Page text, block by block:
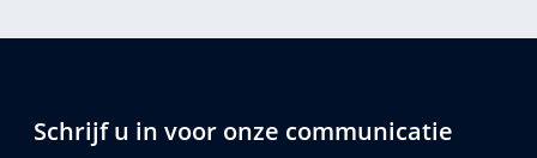
Schrijf u in voor onze communicatie